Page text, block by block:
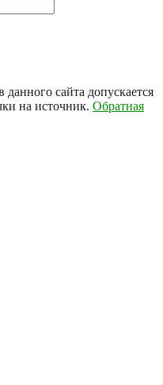
сайта допускается
на источник. Обратная